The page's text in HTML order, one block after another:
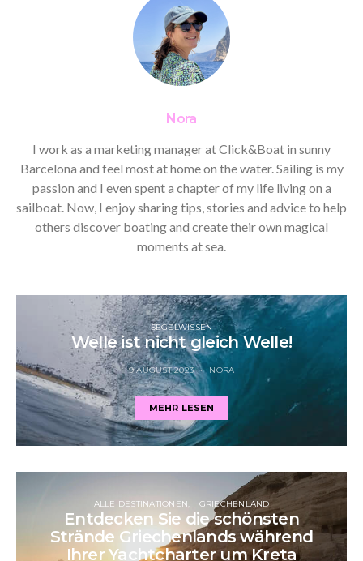
Nora
I work as a marketing manager at Click&Boat in sunny
Barcelona and feel most at home on the water. Sailing is my
passion and I even spent a chapter of my life living on a
sailboat. Now, I enjoy sharing tips, stories and advice to help
others discover boating and create their own magical
moments at sea.
SEGELWISSEN
Welle ist nicht gleich Welle!
9 AUGUST 2023 NORA
MEHR LESEN
ALLE DESTINATIONEN GRIECHENLAND
Entdecken Sie die schönsten
Strände Griechenlands während
Ihrer Yachtcharter um Kreta